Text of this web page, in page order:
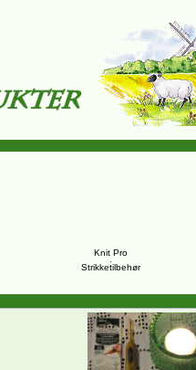
Knit Pro
Strikketilbehør